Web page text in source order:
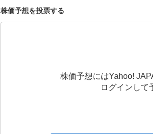
株価予想を投票する
株価予想にはYahoo!
ログインして